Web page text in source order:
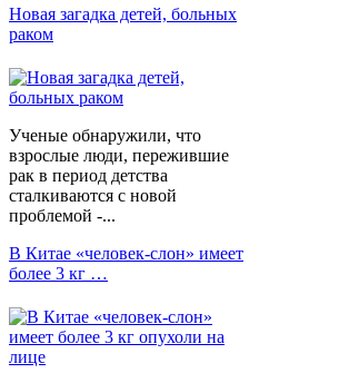
Новая загадка детей, больных
раком
Ученые обнаружили, что
взрослые люди, пережившие
рак в период детства
сталкиваются с новой
проблемой -...
В Китае «человек-слон» имеет
более 3 кг …